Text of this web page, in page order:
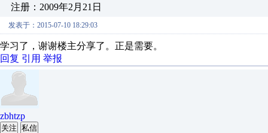
注册：2009年2月21日
发表于：2015-07-10 18:29:03
学习了，谢谢楼主分享了。正是需要。
回复 引用 举报
zbhtzp
关注 私信